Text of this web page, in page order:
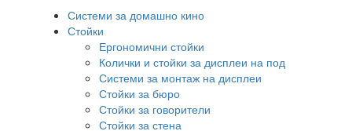
Системи за домашно кино
Стойки
Ергономични стойки
Колички и стойки за дисплеи на под
Системи за монтаж на дисплеи
Стойки за бюро
Стойки за говорители
Стойки за стена